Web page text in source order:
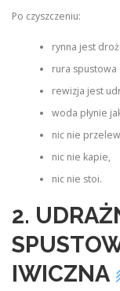
Po czyszczeniu:
rynna jest
rura spustowa
rewizja jest
woda płynie
nic nie
nic nie kapie,
nic nie stoi.
2.
IWICZNA